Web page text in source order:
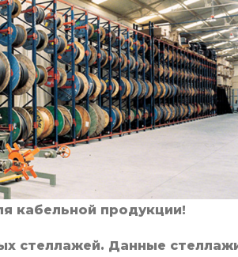
кабельной продукции!
стеллажей. Данные